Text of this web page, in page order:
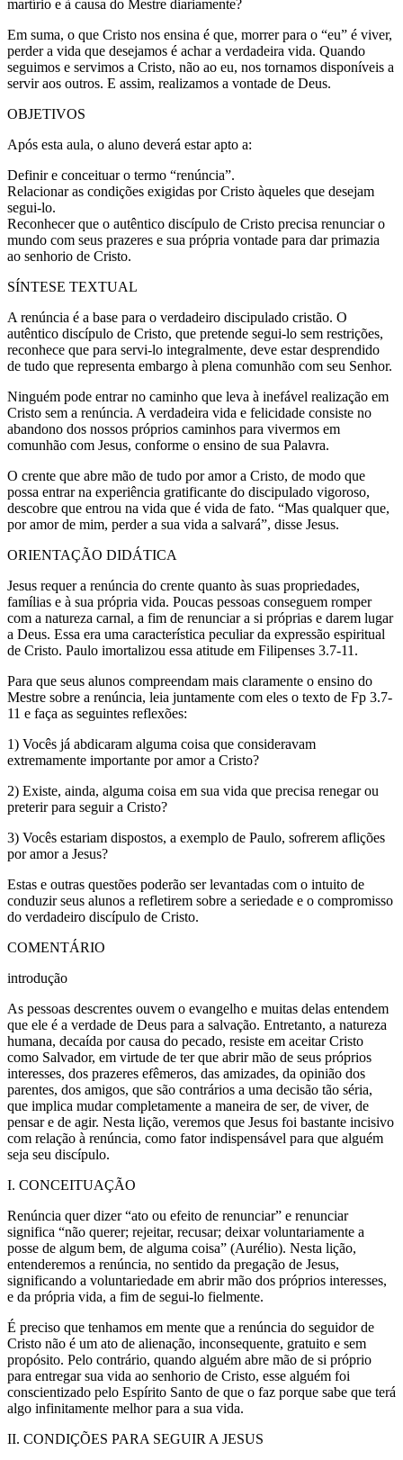
martírio e à causa do Mestre diariamente?
Em suma, o que Cristo nos ensina é que, morrer para o “eu” é viver,
perder a vida que desejamos é achar a verdadeira vida. Quando
seguimos e servimos a Cristo, não ao eu, nos tornamos disponíveis a
servir aos outros. E assim, realizamos a vontade de Deus.
OBJETIVOS
Após esta aula, o aluno deverá estar apto a:
Definir e conceituar o termo “renúncia”.
Relacionar as condições exigidas por Cristo àqueles que desejam
segui-lo.
Reconhecer que o autêntico discípulo de Cristo precisa renunciar o
mundo com seus prazeres e sua própria vontade para dar primazia
ao senhorio de Cristo.
SÍNTESE TEXTUAL
A renúncia é a base para o verdadeiro discipulado cristão. O
autêntico discípulo de Cristo, que pretende segui-lo sem restrições,
reconhece que para servi-lo integralmente, deve estar desprendido
de tudo que representa embargo à plena comunhão com seu Senhor.
Ninguém pode entrar no caminho que leva à inefável realização em
Cristo sem a renúncia. A verdadeira vida e felicidade consiste no
abandono dos nossos próprios caminhos para vivermos em
comunhão com Jesus, conforme o ensino de sua Palavra.
O crente que abre mão de tudo por amor a Cristo, de modo que
possa entrar na experiência gratificante do discipulado vigoroso,
descobre que entrou na vida que é vida de fato. “Mas qualquer que,
por amor de mim, perder a sua vida a salvará”, disse Jesus.
ORIENTAÇÃO DIDÁTICA
Jesus requer a renúncia do crente quanto às suas propriedades,
famílias e à sua própria vida. Poucas pessoas conseguem romper
com a natureza carnal, a fim de renunciar a si próprias e darem lugar
a Deus. Essa era uma característica peculiar da expressão espiritual
de Cristo. Paulo imortalizou essa atitude em Filipenses 3.7-11.
Para que seus alunos compreendam mais claramente o ensino do
Mestre sobre a renúncia, leia juntamente com eles o texto de Fp 3.7-
11 e faça as seguintes reflexões:
1) Vocês já abdicaram alguma coisa que consideravam
extremamente importante por amor a Cristo?
2) Existe, ainda, alguma coisa em sua vida que precisa renegar ou
preterir para seguir a Cristo?
3) Vocês estariam dispostos, a exemplo de Paulo, sofrerem aflições
por amor a Jesus?
Estas e outras questões poderão ser levantadas com o intuito de
conduzir seus alunos a refletirem sobre a seriedade e o compromisso
do verdadeiro discípulo de Cristo.
COMENTÁRIO
introdução
As pessoas descrentes ouvem o evangelho e muitas delas entendem
que ele é a verdade de Deus para a salvação. Entretanto, a natureza
humana, decaída por causa do pecado, resiste em aceitar Cristo
como Salvador, em virtude de ter que abrir mão de seus próprios
interesses, dos prazeres efêmeros, das amizades, da opinião dos
parentes, dos amigos, que são contrários a uma decisão tão séria,
que implica mudar completamente a maneira de ser, de viver, de
pensar e de agir. Nesta lição, veremos que Jesus foi bastante incisivo
com relação à renúncia, como fator indispensável para que alguém
seja seu discípulo.
I. CONCEITUAÇÃO
Renúncia quer dizer “ato ou efeito de renunciar” e renunciar
significa “não querer; rejeitar, recusar; deixar voluntariamente a
posse de algum bem, de alguma coisa” (Aurélio). Nesta lição,
entenderemos a renúncia, no sentido da pregação de Jesus,
significando a voluntariedade em abrir mão dos próprios interesses,
e da própria vida, a fim de segui-lo fielmente.
É preciso que tenhamos em mente que a renúncia do seguidor de
Cristo não é um ato de alienação, inconsequente, gratuito e sem
propósito. Pelo contrário, quando alguém abre mão de si próprio
para entregar sua vida ao senhorio de Cristo, esse alguém foi
conscientizado pelo Espírito Santo de que o faz porque sabe que terá
algo infinitamente melhor para a sua vida.
II. CONDIÇÕES PARA SEGUIR A JESUS